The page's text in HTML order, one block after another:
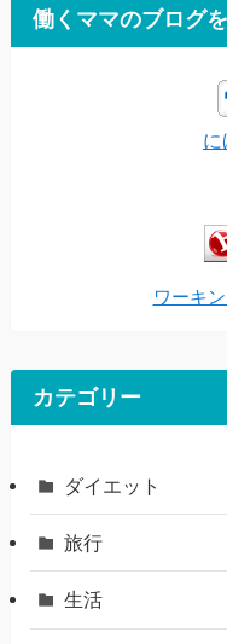
働くママのブログ
に
ワーキ
カテゴリー
ダイエット
旅行
生活